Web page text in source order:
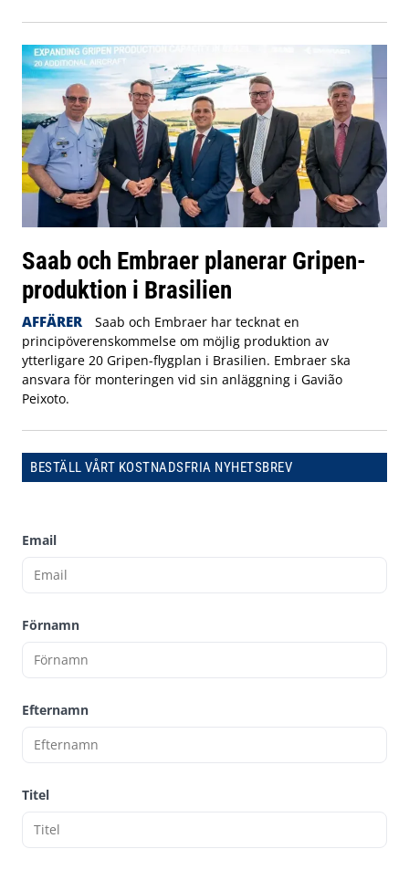
Saab och Embraer planerar Gripen-
produktion i Brasilien
AFFÄRER
Saab och Embraer har tecknat en
principöverenskommelse om möjlig produktion av
ytterligare 20 Gripen-flygplan i Brasilien. Embraer ska
ansvara för monteringen vid sin anläggning i Gavião
Peixoto.
BESTÄLL VÅRT KOSTNADSFRIA NYHETSBREV
Email
Förnamn
Efternamn
Titel